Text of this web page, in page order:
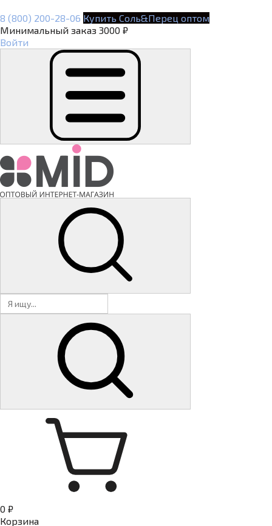
8 (800) 200-28-06 Купить Соль&Перец оптом
Минимальный заказ 3000 ₽
Войти
0 ₽
Корзина